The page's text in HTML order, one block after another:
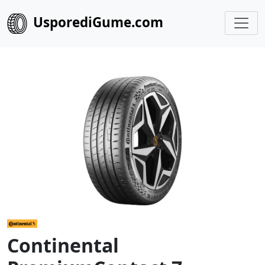
UsporediGume.com
Continental